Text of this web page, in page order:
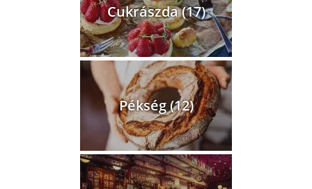
Cukrászda (17)
Pékség (12)